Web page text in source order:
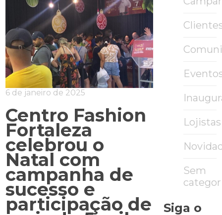
6 de janeiro de 2025
Centro Fashion
Fortaleza
celebrou o
Natal com
campanha de
sucesso e
participação de
Lojistas
Sem
Siga o